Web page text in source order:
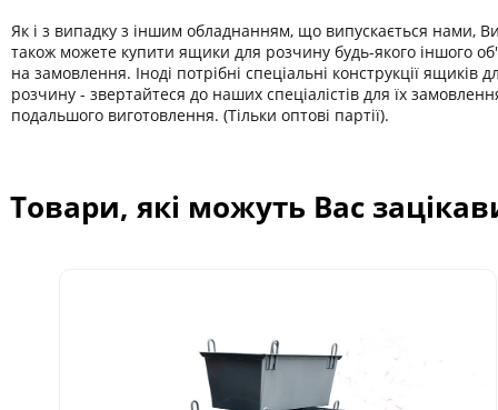
Як і з випадку з іншим обладнанням, що випускається нами,
також можете купити ящики для розчину будь-якого іншого
на замовлення. Іноді потрібні спеціальні конструкції ящиків
розчину - звертайтеся до наших спеціалістів для їх
подальшого виготовлення. (Тільки оптові партії).
Товари, які можуть Вас